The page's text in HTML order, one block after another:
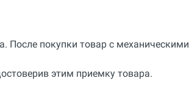
После покупки товар с механическими
этим приемку товара.